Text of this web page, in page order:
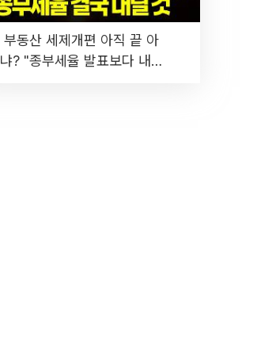
부동산 세제개편 아직 끝 아
냐? "종부세율 발표보다 내릴